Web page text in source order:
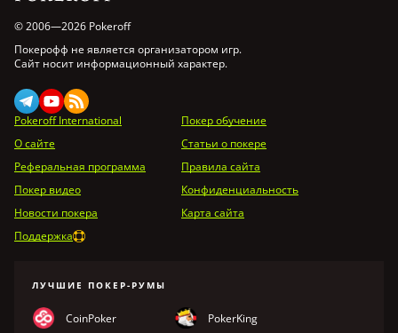
© 2006—2026 Pokeroff
Покерофф не является организатором игр.
Сайт носит информационный характер.
Pokeroff International
Покер обучение
О сайте
Статьи о покере
Реферальная программа
Правила сайта
Покер видео
Конфиденциальность
Новости покера
Карта сайта
Поддержка
ЛУЧШИЕ ПОКЕР-РУМЫ
CoinPoker PokerKing